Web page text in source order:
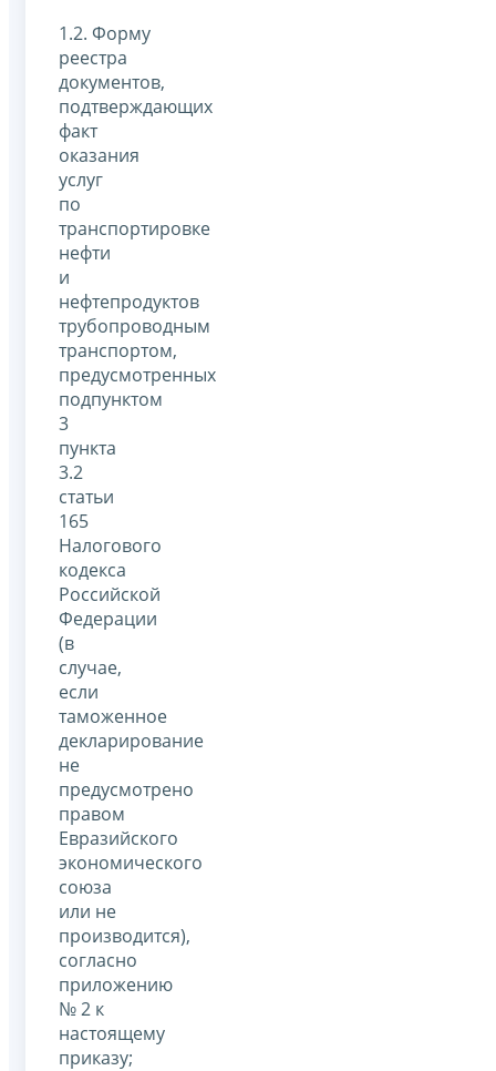
1.2. Форму
реестра
документов,
подтверждающих
факт
оказания
услуг
по
транспортировке
нефти
и
нефтепродуктов
трубопроводным
транспортом,
предусмотренных
подпунктом
3
пункта
3.2
статьи
165
Налогового
кодекса
Российской
Федерации
(в
случае,
если
таможенное
декларирование
не
предусмотрено
правом
Евразийского
экономического
союза
или не
производится),
согласно
приложению
№ 2 к
настоящему
приказу;